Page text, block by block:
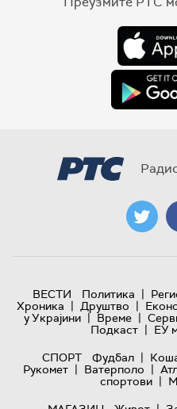
ВЕСТИ Политика |
Хроника | Друштво |
у Украјини | Време |
Подкаст | ЕУ
СПОРТ
Фудбал |
Рукомет | Ватерполо |
спортови |